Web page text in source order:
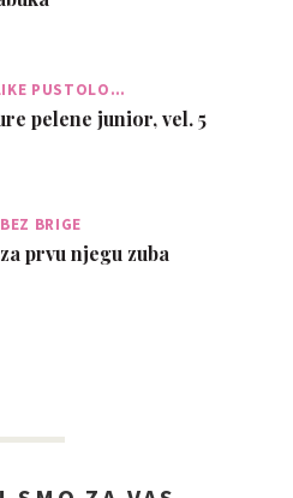
PUSTOLO…
pelene junior, vel. 5
BRIGE
prvu njegu zuba